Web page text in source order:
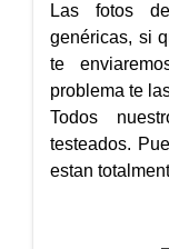
Las fotos
genéricas, si
te
problema te
Todos
testeados.
estan